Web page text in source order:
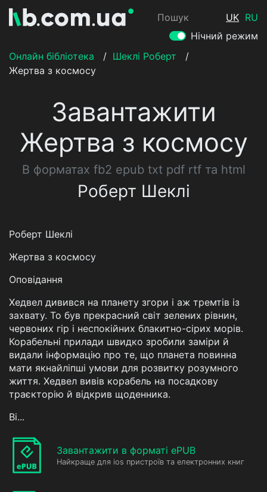
Пошук UK RU
Нічний режим
Онлайн бібліотека
/ Шеклі Роберт
/
Жертва з космосу
Завантажити
Жертва з космосу
В форматах fb2 epub txt pdf rtf та html
Роберт Шеклі
Роберт Шеклі
Жертва з космосу
Оповідання
Хедвел дивився на планету згори і аж тремтів із
захвату. То був прекрасний світ зелених рівнин,
червоних гір і неспокійних блакитно-сірих морів.
Корабельні прилади швидко зробили заміри й
видали інформацію про те, що планета повинна
мати якнайліпші умови для розвитку розумного
життя. Хедвел вивів корабель на посадкову
траєкторію й відкрив щоденника.
Ві...
Завантажити в форматі ePUB
Найкраще для ios пристроїв та електронних книг